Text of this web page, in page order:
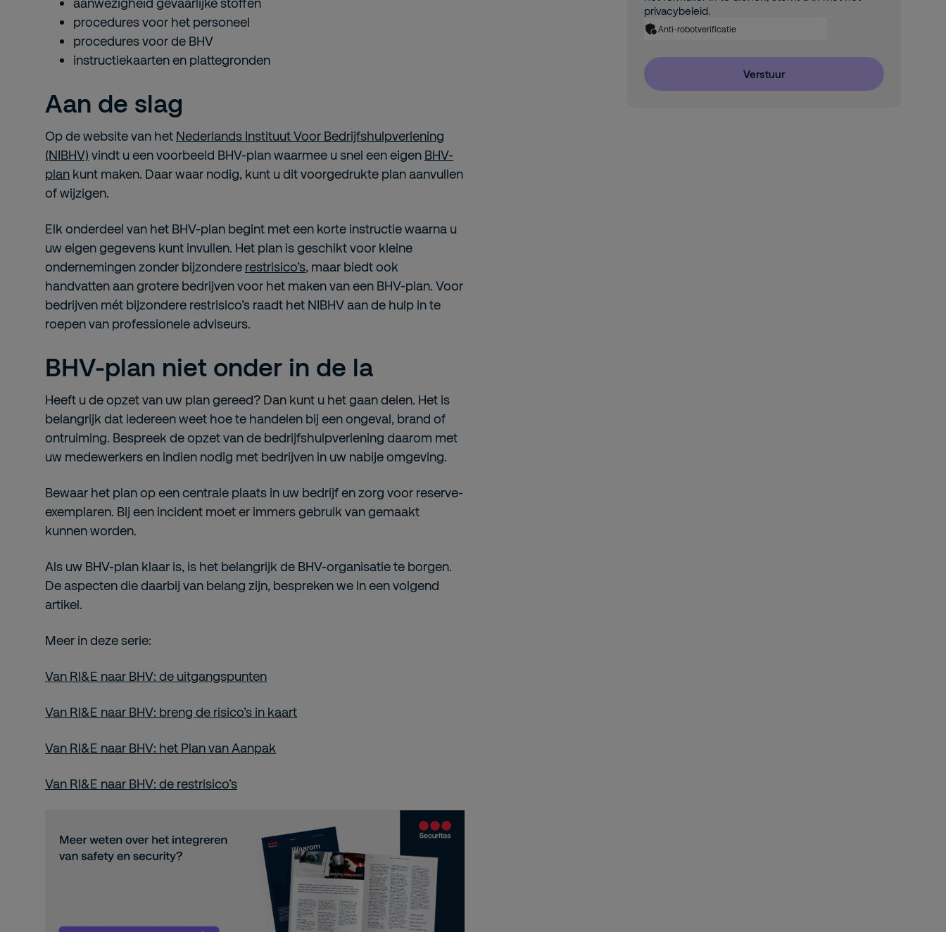
procedures voor het personeel
procedures voor de BHV
instructiekaarten en plattegronden
Aan de slag
Op de website van het Nederlands Instituut Voor Bedrijfshulpverlening
(NIBHV) vindt u een voorbeeld BHV-plan waarmee u snel een eigen BHV-
plan kunt maken. Daar waar nodig, kunt u dit voorgedrukte plan aanvullen
of wijzigen.
Elk onderdeel van het BHV-plan begint met een korte instructie waarna u
uw eigen gegevens kunt invullen. Het plan is geschikt voor kleine
ondernemingen zonder bijzondere restrisico’s, maar biedt ook
handvatten aan grotere bedrijven voor het maken van een BHV-plan. Voor
bedrijven mét bijzondere restrisico’s raadt het NIBHV aan de hulp in te
roepen van professionele adviseurs.
BHV-plan niet onder in de la
Heeft u de opzet van uw plan gereed? Dan kunt u het gaan delen. Het is
belangrijk dat iedereen weet hoe te handelen bij een ongeval, brand of
ontruiming. Bespreek de opzet van de bedrijfshulpverlening daarom met
uw medewerkers en indien nodig met bedrijven in uw nabije omgeving.
Bewaar het plan op een centrale plaats in uw bedrijf en zorg voor reserve-
exemplaren. Bij een incident moet er immers gebruik van gemaakt
kunnen worden.
Als uw BHV-plan klaar is, is het belangrijk de BHV-organisatie te borgen.
De aspecten die daarbij van belang zijn, bespreken we in een volgend
artikel.
Meer in deze serie:
Van RI&E naar BHV: de uitgangspunten
Van RI&E naar BHV: breng de risico’s in kaart
Van RI&E naar BHV: het Plan van Aanpak
Van RI&E naar BHV: de restrisico’s
privacybeleid.
Anti-robotverificatie
Verstuur